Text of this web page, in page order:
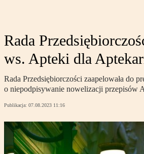
Rada
ws. Apteki dla
Rada Przedsiębiorczości zaapelowała do
o niepodpisywanie nowelizacji przepisów
Publikacja: 07.08.2023 11:16